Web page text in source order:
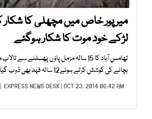
لڑکے خود موت کا شکار ہوگئے
تھامس آباد کا 15 سالہ مزمل پاؤں پھسلنے سے
بچانے کی کوشش کرتے ہوئے12 سالہ فہد بھی ڈوب گیا
EXPRESS NEWS DESK | OCT 23, 2014 06:42 AM |